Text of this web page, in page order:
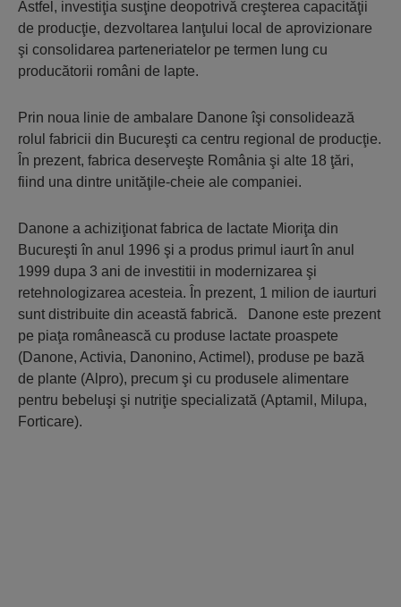
Astfel, investiţia susţine deopotrivă creşterea capacităţii
de producţie, dezvoltarea lanţului local de aprovizionare
şi consolidarea parteneriatelor pe termen lung cu
producătorii români de lapte.
Prin noua linie de ambalare Danone îşi consolidează
rolul fabricii din Bucureşti ca centru regional de producţie.
În prezent, fabrica deserveşte România şi alte 18 ţări,
fiind una dintre unităţile-cheie ale companiei.
Danone a achiziţionat fabrica de lactate Mioriţa din
Bucureşti în anul 1996 şi a produs primul iaurt în anul
1999 dupa 3 ani de investitii in modernizarea şi
retehnologizarea acesteia. În prezent, 1 milion de iaurturi
sunt distribuite din această fabrică. Danone este prezent
pe piaţa românească cu produse lactate proaspete
(Danone, Activia, Danonino, Actimel), produse pe bază
de plante (Alpro), precum şi cu produsele alimentare
pentru bebeluşi şi nutriţie specializată (Aptamil, Milupa,
Forticare).